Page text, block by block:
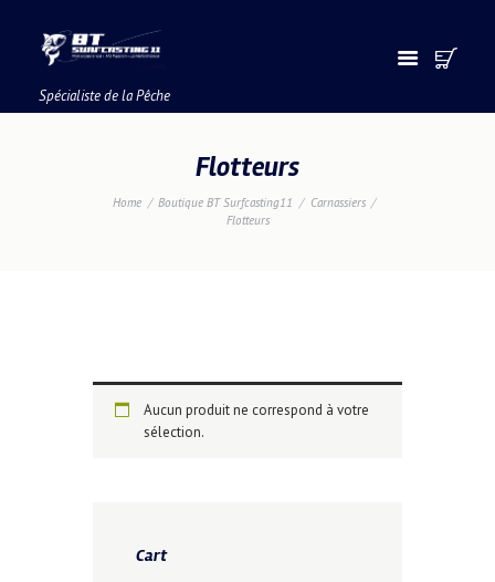
Spécialiste de la Pêche
Flotteurs
Home Boutique BT Surfcasting11
Carnassiers
Flotteurs
Aucun produit ne correspond à votre
sélection.
Cart